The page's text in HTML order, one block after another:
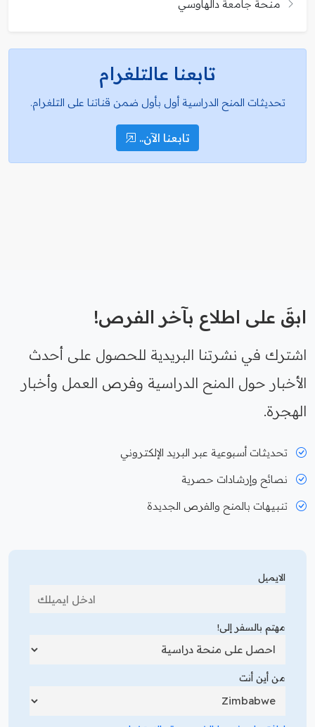
منحة جامعة دالهاوسي
تابعنا عالتلغرام
تحديثات المنح الدراسية أول بأول ضمن قناتنا على التلغرام.
تابعنا الآن..
ابقَ على اطلاع بآخر الفرص!
اشترك في نشرتنا البريدية للحصول على أحدث
الأخبار حول المنح الدراسية وفرص العمل وأخبار
الهجرة.
تحديثات أسبوعية عبر البريد الإلكتروني
نصائح وإرشادات حصرية
تنبيهات بالمنح والفرص الجديدة
الايميل
مهتم بالسفر إلى!
من أين أنت